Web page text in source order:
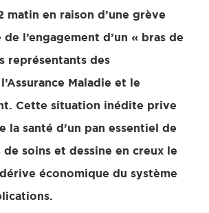
matin en raison d’une grève
l’engagement d’un « bras de
représentants des
Maladie et le
Cette situation inédite prive
la santé d’un pan essentiel de
soins et dessine en creux le
économique du système